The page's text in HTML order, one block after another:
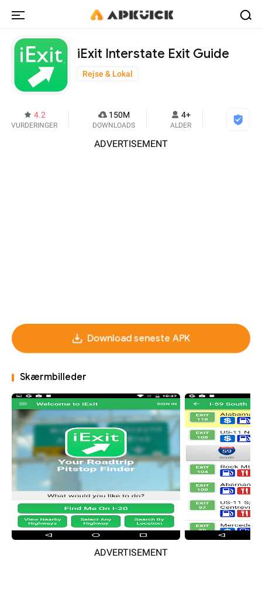
iExit Interstate Exit Guide
Rejse & Lokal
4.2
VURDERINGER
150M
DOWNLOADS
4+
ALDER
ADVERTISEMENT
Download seneste APK
Skærmbilleder
ADVERTISEMENT